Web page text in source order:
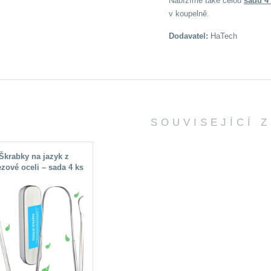
v koupelně.
Dodavatel: HaTech
SOUVISEJÍCÍ
na jazyk z
oceli – sada 4 ks